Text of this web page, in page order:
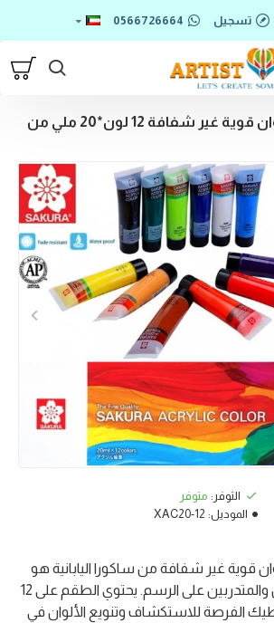
تسجيل 0566726664
طقم أكريليك ذو ألوان قوية غير شفافة 12 لون*20 ملي من
التوفر: متوفر
الموديل: XAC20-12
قوية غير شفافة من ساكورا اليابانية هو
خيار مثالي للمحترفين والمتدربين على الرسم. يحتوي الطقم على 12
الفرصة للاستكشاف وتنويع الألوان في